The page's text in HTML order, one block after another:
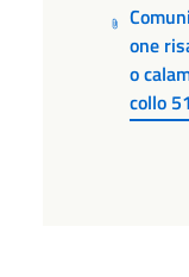
one
o
collo